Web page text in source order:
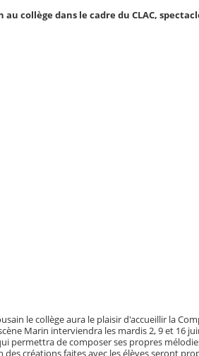
collège dans le cadre du CLAC,
le collège aura le plaisir d'accueillir la
Marin interviendra les mardis 2, 9 et 16
permettra de composer ses propres
créations faites avec les élèves seront